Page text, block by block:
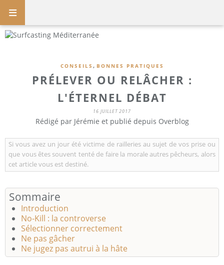
CONSEILS , BONNES PRATIQUES
PRÉLEVER OU RELÂCHER :
L'ÉTERNEL DÉBAT
16 JUILLET 2017
Rédigé par Jérémie et publié depuis Overblog
Si vous avez un jour été victime de railleries au sujet de vos prise ou
que vous êtes souvent tenté de faire la morale autres pêcheurs, alors
cet article vous est destiné.
Sommaire
Introduction
No-Kill : la controverse
Sélectionner correctement
Ne pas gâcher
Ne jugez pas autrui à la hâte